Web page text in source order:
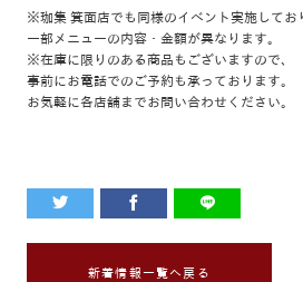
※珈集 箕面店でも同様のイベント実施してお
一部メニューの内容・金額が異なります。
※在庫に限りのある商品もございますので、
事前にお電話でのご予約も承っております。
お気軽に各店舗までお問い合わせください。
新着情報一覧へ戻る